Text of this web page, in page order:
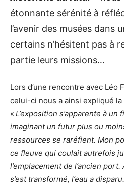
étonnante sérénité à
l’avenir des musées dans
certains n’hésitent pas à
partie leurs missions…
Lors d’une rencontre avec Léo
celui-ci nous a ainsi expliqué
« L’exposition s’apparente à
imaginant un futur plus ou
ressources se raréfient. Mon
ce fleuve qui coulait autrefois
l’emplacement de l’ancien
s’est transformé, l’eau a